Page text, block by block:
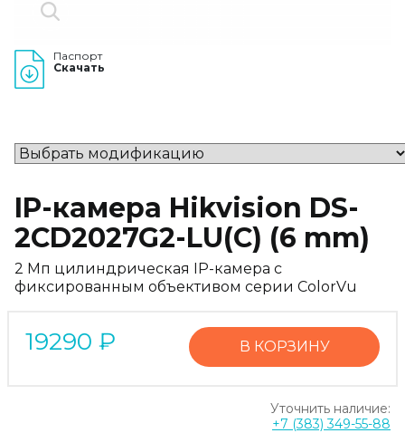
Паспорт
Скачать
IP-камера Hikvision DS-
2CD2027G2-LU(C) (6 mm)
2 Мп цилиндрическая IP-камера с
фиксированным объективом серии ColorVu
19290 ₽ В КОРЗИНУ
Уточнить наличие:
+7 (383) 349-55-88